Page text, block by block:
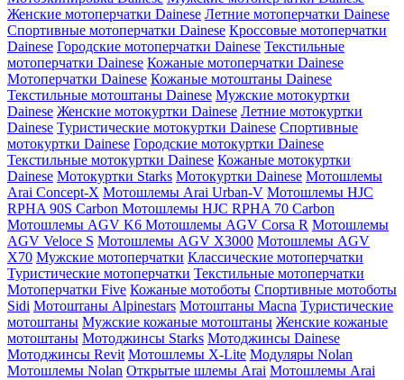
Женские мотоперчатки Dainese Летние мотоперчатки Dainese
Спортивные мотоперчатки Dainese Кроссовые мотоперчатки
Dainese Городские мотоперчатки Dainese Текстильные
мотоперчатки Dainese Кожаные мотоперчатки Dainese
Мотоперчатки Dainese Кожаные мотоштаны Dainese
Текстильные мотоштаны Dainese Мужские мотокуртки
Dainese Женские мотокуртки Dainese Летние мотокуртки
Dainese Туристические мотокуртки Dainese Спортивные
мотокуртки Dainese Городские мотокуртки Dainese
Текстильные мотокуртки Dainese Кожаные мотокуртки
Dainese Мотокуртки Starks Мотокуртки Dainese Мотошлемы
Arai Concept-X Мотошлемы Arai Urban-V Мотошлемы HJC
RPHA 90S Carbon Мотошлемы HJC RPHA 70 Carbon
Мотошлемы AGV K6 Мотошлемы AGV Corsa R Мотошлемы
AGV Veloce S Мотошлемы AGV X3000 Мотошлемы AGV
X70 Мужские мотоперчатки Классические мотоперчатки
Туристические мотоперчатки Текстильные мотоперчатки
Мотоперчатки Five Кожаные мотоботы Спортивные мотоботы
Sidi Мотоштаны Alpinestars Мотоштаны Macna Туристические
мотоштаны Мужские кожаные мотоштаны Женские кожаные
мотоштаны Мотоджинсы Starks Мотоджинсы Dainese
Мотоджинсы Revit Мотошлемы X-Lite Модуляры Nolan
Мотошлемы Nolan Открытые шлемы Arai Мотошлемы Arai